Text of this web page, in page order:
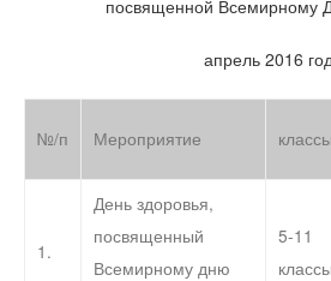
посвященной Всемирному
апрель 2016
№/п Мероприятие классы
1.
День здоровья,
посвященный
Всемирному дню
5-11
классы